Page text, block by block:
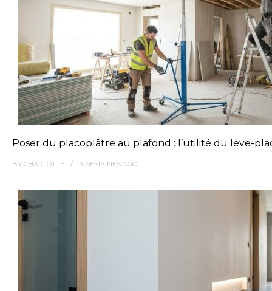
Poser du placoplâtre au plafond : l’utilité du lève-
BY CHARLOTTE 4 SEMAINES AGO